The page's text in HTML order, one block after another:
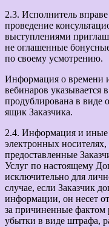
2.3. Исполнитель
проведение
выступлениями
не оглашенные
по своему усмотрению.
Информация о времени
вебинаров указывается
продублирована в виде
ящик Заказчика.
2.4. Информация и иные
электронных
предоставленные
Услуг по настоящему
исключительно для
случае, если Заказчик
информации, он несет
за причиненные фактом
убытки в виде штрафа,